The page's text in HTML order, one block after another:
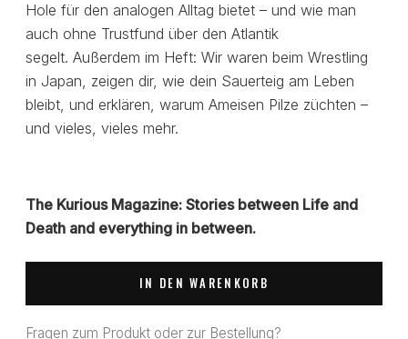
Hole für den analogen Alltag bietet – und wie man
auch ohne Trustfund über den Atlantik
segelt. Außerdem im Heft: Wir waren beim Wrestling
in Japan, zeigen dir, wie dein Sauerteig am Leben
bleibt, und erklären, warum Ameisen Pilze züchten –
und vieles, vieles mehr.
The Kurious Magazine: Stories between Life and
Death and everything in between.
IN DEN WARENKORB
Fragen zum Produkt oder zur Bestellung?